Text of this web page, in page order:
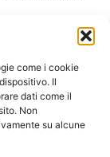
come i cookie
Il
dati come il
Non
su alcune
Essere per
Quinta